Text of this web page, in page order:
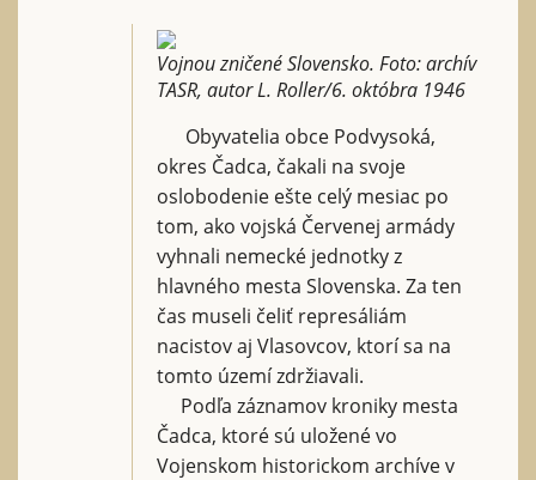
Vojnou zničené Slovensko. Foto: archív
TASR, autor L. Roller/6. októbra 1946
Obyvatelia obce Podvysoká,
okres Čadca, čakali na svoje
oslobodenie ešte celý mesiac po
tom, ako vojská Červenej armády
vyhnali nemecké jednotky z
hlavného mesta Slovenska. Za ten
čas museli čeliť represáliám
nacistov aj Vlasovcov, ktorí sa na
tomto území zdržiavali.
Podľa záznamov kroniky mesta
Čadca, ktoré sú uložené vo
Vojenskom historickom archíve v